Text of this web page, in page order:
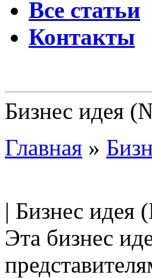
Все статьи
Контакты
Бизнес идея
Главная »
| Бизнес
Эта бизнес